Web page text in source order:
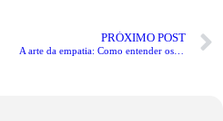
PRÓXIMO POST
A arte da empatia: Como entender os outros